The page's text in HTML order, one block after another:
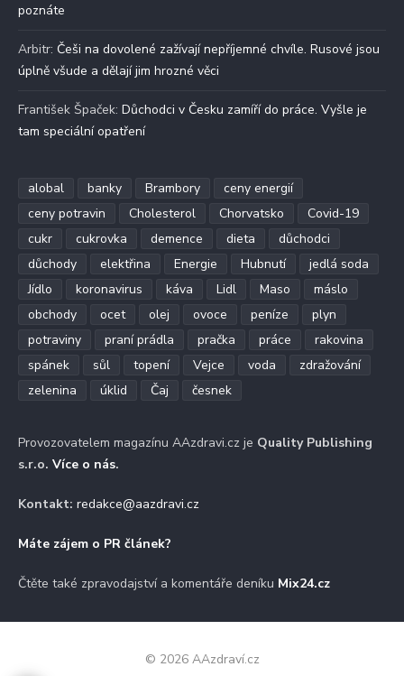
poznáte
Arbitr: Češi na dovolené zažívají nepříjemné chvíle. Rusové jsou
úplně všude a dělají jim hrozné věci
František Špaček: Důchodci v Česku zamíří do práce. Vyšle je
tam speciální opatření
alobal banky Brambory
ceny energií
ceny potravin
Cholesterol Chorvatsko
Covid-19
cukr
cukrovka demence dieta
důchodci
důchody
elektřina Energie Hubnutí
jedlá soda
Jídlo
koronavirus káva Lidl Maso
máslo
obchody
ocet olej ovoce peníze
plyn
potraviny
praní prádla pračka práce
rakovina
spánek
sůl topení Vejce voda
zdražování
zelenina
úklid Čaj česnek
Provozovatelem magazínu AAzdravi.cz je Quality Publishing
s.r.o. Více o nás.
Kontakt: redakce@aazdravi.cz
Máte zájem o PR článek?
Čtěte také zpravodajství a komentáře deníku Mix24.cz
© 2026 AAzdraví.cz